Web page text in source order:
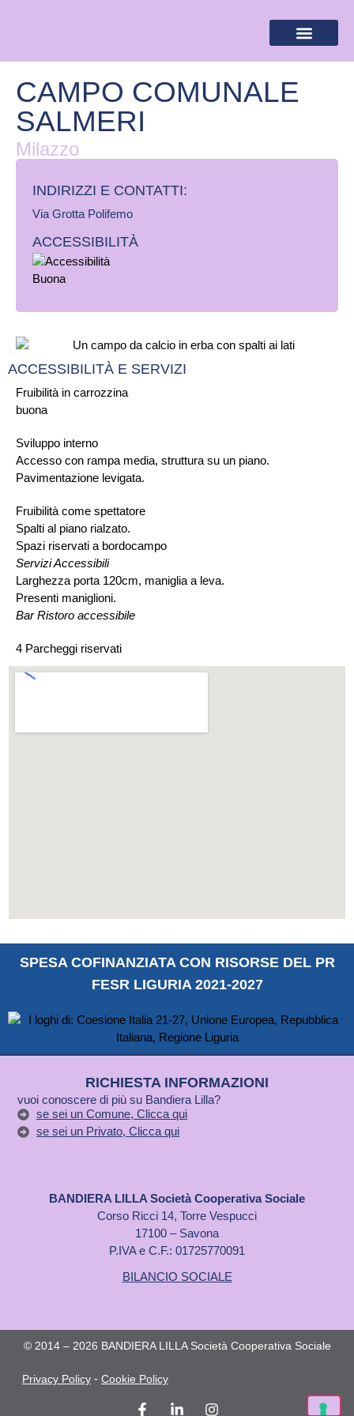
CAMPO COMUNALE
SALMERI
Milazzo
INDIRIZZI E CONTATTI:​
Via Grotta Polifemo
ACCESSIBILITÀ
Fruibilità in carrozzina
buona
Sviluppo interno
Accesso con rampa media, struttura su un piano.
Pavimentazione levigata.
Fruibilità come spettatore
Spalti al piano rialzato.
Spazi riservati a bordocampo
Servizi Accessibili
Larghezza porta 120cm, maniglia a leva.
Presenti maniglioni.
Bar Ristoro accessibile
4 Parcheggi riservati
ACCESSIBILITÀ E SERVIZI
SPESA COFINANZIATA CON RISORSE DEL PR
FESR LIGURIA 2021-2027
RICHIESTA INFORMAZIONI
vuoi conoscere di più su Bandiera Lilla?
se sei un Comune, Clicca qui
se sei un Privato, Clicca qui
BANDIERA LILLA Società Cooperativa Sociale
Corso Ricci 14, Torre Vespucci
17100 – Savona
P.IVA e C.F.: 01725770091
BILANCIO SOCIALE
© 2014 – 2026 BANDIERA LILLA Società Cooperativa Sociale
Privacy Policy - Cookie Policy